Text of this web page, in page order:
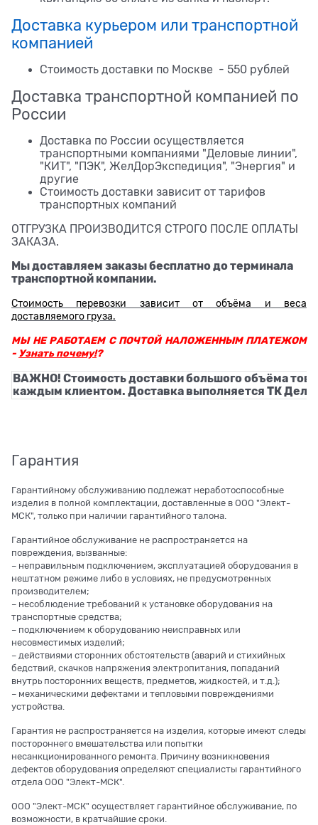
Доставка курьером или транспортной
компанией
Стоимость доставки по Москве - 550 рублей
Доставка транспортной компанией по
России
Доставка по России осуществляется
транспортными компаниями "Деловые линии",
"КИТ", "ПЭК", ЖелДорЭкспедиция", "Энергия" и
другие
Стоимость доставки зависит от тарифов
транспортных компаний
ОТГРУЗКА ПРОИЗВОДИТСЯ СТРОГО ПОСЛЕ ОПЛАТЫ
ЗАКАЗА.
Мы доставляем заказы бесплатно до терминала
транспортной компании.
Стоимость перевозки зависит от объёма и веса
доставляемого груза.
МЫ НЕ РАБОТАЕМ С ПОЧТОЙ НАЛОЖЕННЫМ ПЛАТЕЖОМ
- Узнать почему!?
ВАЖНО! Стоимость доставки большого объёма
каждым клиентом. Доставка выполняется ТК
Гарантия
Гарантийному обслуживанию подлежат неработоспособные
изделия в полной комплектации, доставленные в ООО "Элект-
МСК", только при наличии гарантийного талона.
Гарантийное обслуживание не распространяется на
повреждения, вызванные:
– неправильным подключением, эксплуатацией оборудования в
нештатном режиме либо в условиях, не предусмотренных
производителем;
– несоблюдение требований к установке оборудования на
транспортные средства;
– подключением к оборудованию неисправных или
несовместимых изделий;
– действиями сторонних обстоятельств (аварий и стихийных
бедствий, скачков напряжения электропитания, попаданий
внутрь посторонних веществ, предметов, жидкостей, и т.д.);
– механическими дефектами и тепловыми повреждениями
устройства.
Гарантия не распространяется на изделия, которые имеют следы
постороннего вмешательства или попытки
несанкционированного ремонта. Причину возникновения
дефектов оборудования определяют специалисты гарантийного
отдела ООО "Элект-МСК".
ООО "Элект-МСК" осуществляет гарантийное обслуживание, по
возможности, в кратчайшие сроки.